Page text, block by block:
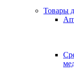
Товары